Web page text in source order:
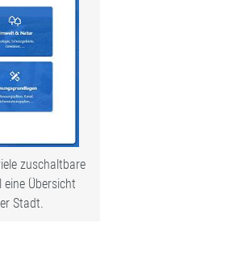
zuschaltbare
eine Übersicht
Stadt.